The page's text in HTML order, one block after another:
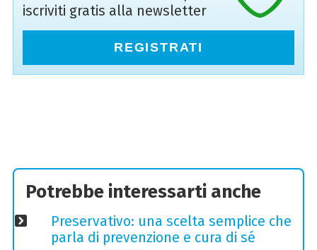
iscriviti gratis alla newsletter
REGISTRATI
Potrebbe interessarti anche
Preservativo: una scelta semplice che
parla di prevenzione e cura di sé